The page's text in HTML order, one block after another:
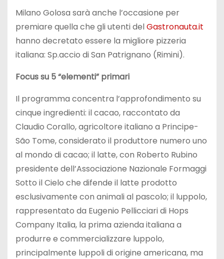
Milano Golosa sarà anche l’occasione per
premiare quella che gli utenti delGastronauta.it
hanno decretato essere la migliore pizzeria
italiana: Sp.accio di San Patrignano (Rimini).
Focus su 5 “elementi” primari
Il programma concentra l’approfondimento su
cinque ingredienti: il cacao, raccontato da
Claudio Corallo, agricoltore italiano a Principe-
São Tome, considerato il produttore numero uno
al mondo di cacao; il latte, con Roberto Rubino
presidente dell’Associazione Nazionale Formaggi
Sotto il Cielo che difende il latte prodotto
esclusivamente con animali al pascolo; il luppolo,
rappresentato da Eugenio Pellicciari di Hops
Company Italia, la prima azienda italiana a
produrre e commercializzare luppolo,
principalmente luppoli di origine americana, ma